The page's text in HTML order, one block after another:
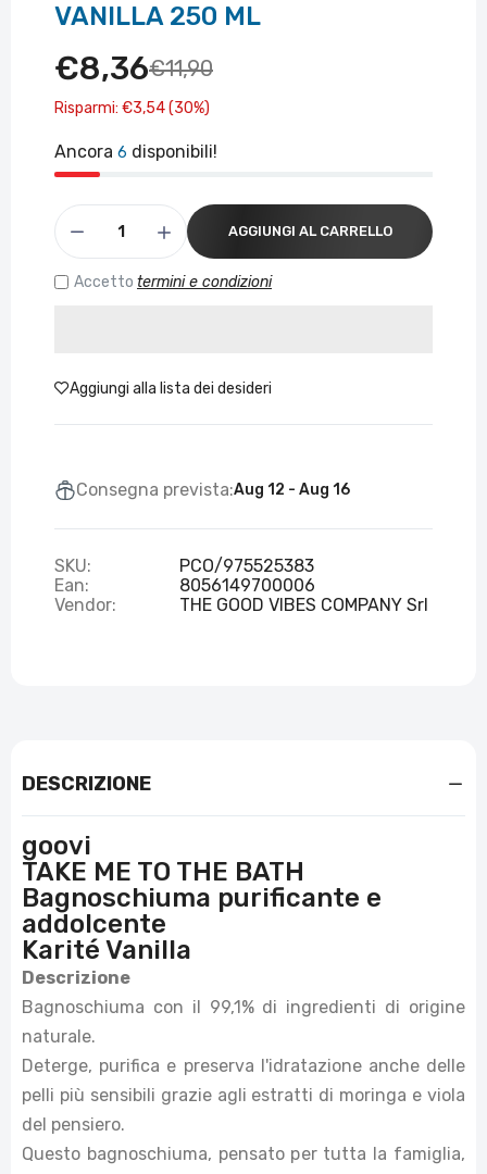
VANILLA 250 ML
€8,36€11,90
Risparmi: €3,54 (30%)
Ancora 6 disponibili!
AGGIUNGI AL CARRELLO
Accetto termini e condizioni
Aggiungi alla lista dei desideri
Consegna prevista:Aug 12 - Aug 16
SKU:
PCO/975525383
Ean:
8056149700006
Vendor:
THE GOOD VIBES COMPANY Srl
DESCRIZIONE
goovi
TAKE ME TO THE BATH
Bagnoschiuma purificante e
addolcente
Karité Vanilla
Descrizione
Bagnoschiuma con il 99,1% di ingredienti di origine
naturale.
Deterge, purifica e preserva l'idratazione anche delle
pelli più sensibili grazie agli estratti di moringa e viola
del pensiero.
Questo bagnoschiuma, pensato per tutta la famiglia,